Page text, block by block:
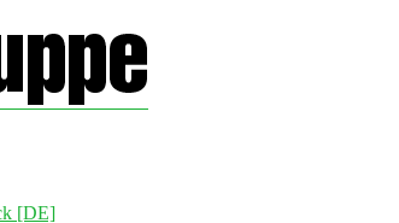
[DE]